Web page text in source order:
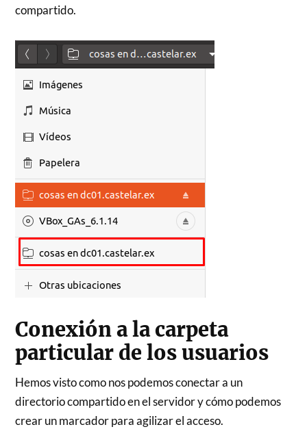
compartido.
Conexión a la carpeta
particular de los usuarios
Hemos visto como nos podemos conectar a un
directorio compartido en el servidor y cómo podemos
crear un marcador para agilizar el acceso.